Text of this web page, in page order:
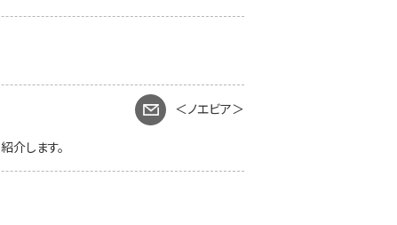
＜ノエビア＞
介します。